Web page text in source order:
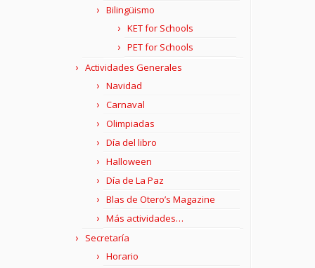
Bilingüismo
KET for Schools
PET for Schools
Actividades Generales
Navidad
Carnaval
Olimpiadas
Día del libro
Halloween
Día de La Paz
Blas de Otero’s Magazine
Más actividades…
Secretaría
Horario